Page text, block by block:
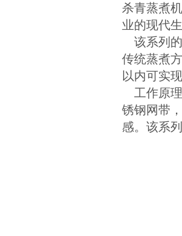
杀青蒸煮
业的现代
该系列的
传统蒸煮
以内可实
工作原理
锈钢网带
感。该系